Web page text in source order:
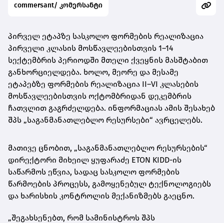
commersant/ კომერსანტი
პირველ ეტაპზე სასკოლო ფორმების რეალიზაცია
პირველი კლასის მოსწავლეებისთვის 1–14
სექტემბრის პერიოდში მთელი ქვეყნის მასშტაბით
განხორციელდება. ხოლო, მეორე და მესამე
ეტაპებზე ფორმების რეალიზაცია II–VI კლასების
მოსწავლეებისთვის ოქტომბრიდან დეკემბრის
ჩათვლით გაგრძელდება. ინფორმაციას ამის შესახებ
შპს „საგანმანათლებლო რესურსები“ ავრცელებს.
მათივე ცნობით, „საგანმანათლებლო რესურსების“
დირექტორი მიხეილ ყუფარაძე ETON KIDD-ის
საწარმოს ეწვია, სადაც სასკოლო ფორმების
წარმოების პროცესს, გამოყენებულ ტექნოლოგიებს
და ხარისხის კონტროლის მექანიზმებს გაეცნო.
„შეგახსენებთ, რომ სამინისტროს შპს